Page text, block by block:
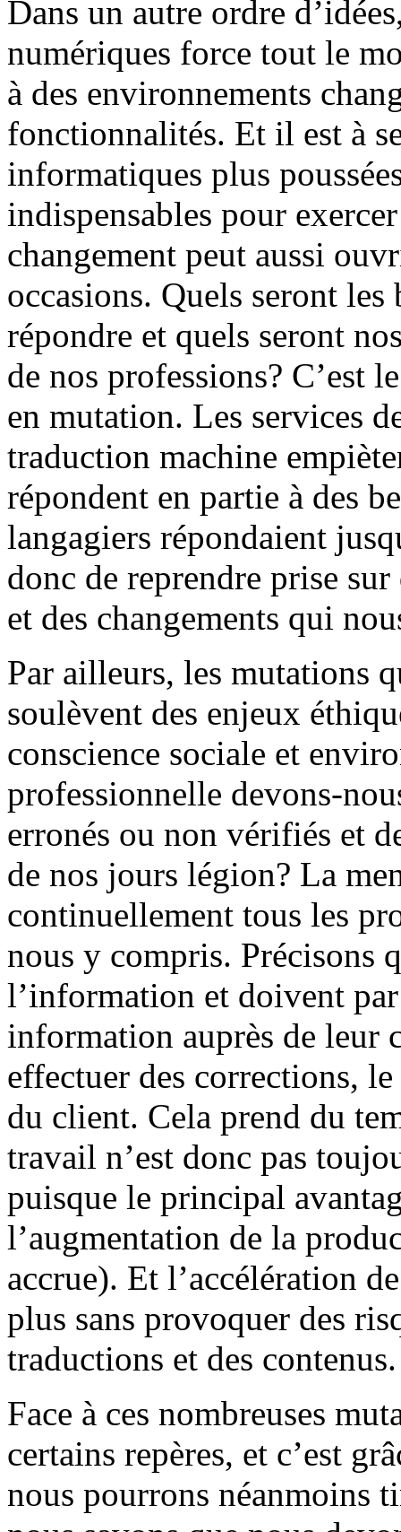
Dans un autre ordre
numériques force tout le
à des environnements
fonctionnalités. Et il est à
informatiques plus
indispensables pour
changement peut aussi
occasions. Quels seront
répondre et quels seront
de nos professions? C’est
en mutation. Les services
traduction machine
répondent en partie à des
langagiers répondaient
donc de reprendre prise
et des changements qui
Par ailleurs, les mutations
soulèvent des enjeux
conscience sociale et
professionnelle devons-
erronés ou non vérifiés et
de nos jours légion? La
continuellement tous les
nous y compris. Précisons
l’information et doivent
information auprès de leur
effectuer des corrections,
du client. Cela prend du
travail n’est donc pas
puisque le principal
l’augmentation de la
accrue). Et l’accélération
plus sans provoquer des
traductions et des contenus.
Face à ces nombreuses
certains repères, et c’est
nous pourrons néanmoins